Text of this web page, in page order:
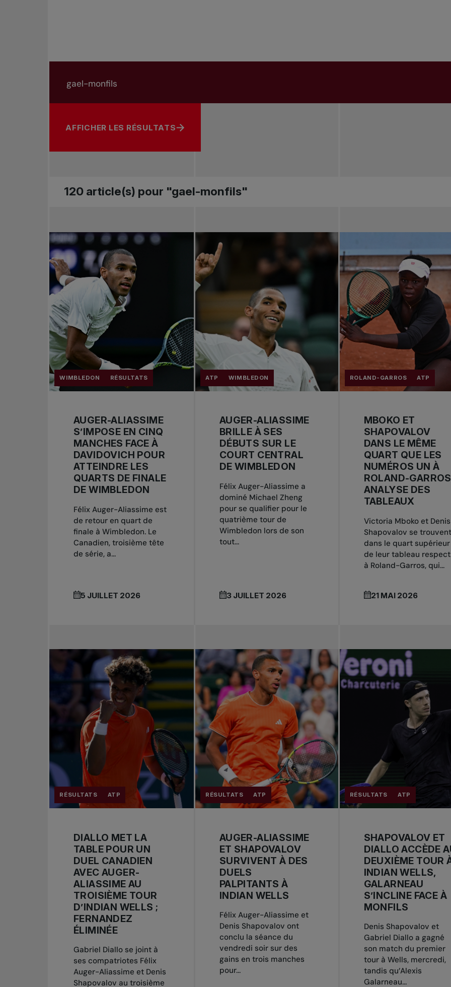
Rechercher par sujet, joueur ou autre
AFFICHER LES RÉSULTATS
120 article(s) pour "gael-monfils"
WIMBLEDON RÉSULTATS
AUGER-ALIASSIME
S’IMPOSE EN CINQ
MANCHES FACE À
DAVIDOVICH POUR
ATTEINDRE LES
QUARTS DE FINALE
DE WIMBLEDON
Félix Auger-Aliassime est
de retour en quart de
finale à Wimbledon. Le
Canadien, troisième tête
de série, a...
5 JUILLET 2026
ATP WIMBLEDON
AUGER-ALIASSIME
BRILLE À SES
DÉBUTS SUR LE
COURT CENTRAL
DE WIMBLEDON
Félix Auger-Aliassime a
dominé Michael Zheng
pour se qualifier pour le
quatrième tour de
Wimbledon lors de son
tout...
3 JUILLET 2026
ROLAND-GARROS ATP
MBOKO ET
SHAPOVALOV
DANS LE MÊME
QUART QUE LES
NUMÉROS UN À
ROLAND-
ANALYSE DES
TABLEAUX
Victoria Mboko et Denis
Shapovalov se trouvent
dans le quart supérieur
de leur tableau
à Roland-Garros, qui...
21 MAI 2026
RÉSULTATS ATP
DIALLO MET LA
TABLE POUR UN
DUEL CANADIEN
AVEC AUGER-
ALIASSIME AU
TROISIÈME TOUR
D’INDIAN WELLS ;
FERNANDEZ
ÉLIMINÉE
Gabriel Diallo se joint à
ses compatriotes Félix
Auger-Aliassime et Denis
Shapovalov au troisième
RÉSULTATS ATP
AUGER-ALIASSIME
ET SHAPOVALOV
SURVIVENT À DES
DUELS
PALPITANTS À
INDIAN WELLS
Félix Auger-Aliassime et
Denis Shapovalov ont
conclu la séance du
vendredi soir sur des
gains en trois manches
pour...
RÉSULTATS ATP
SHAPOVALOV ET
DIALLO ACCÈDE
DEUXIÈME TOUR
INDIAN WELLS,
GALARNEAU
S’INCLINE FACE À
MONFILS
Denis Shapovalov et
Gabriel Diallo a gagné
son match du premier
tour à Wells, mercredi,
tandis qu’Alexis
Galarneau...